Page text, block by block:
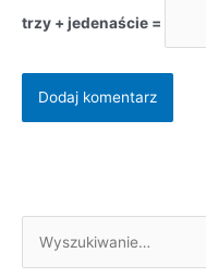
trzy + jedenaście =